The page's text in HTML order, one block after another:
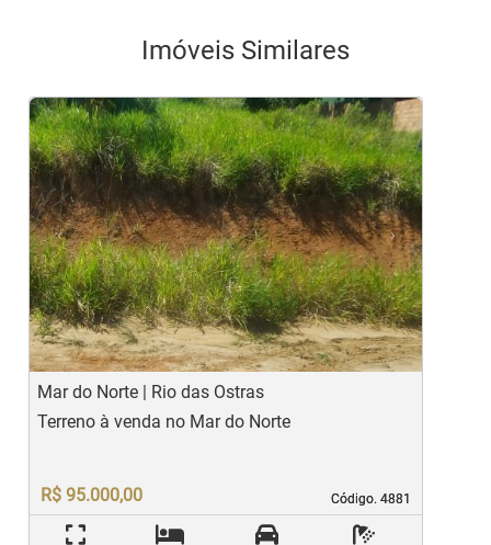
Imóveis Similares
<<<<
‹
Previous
›
Next
Mar do Norte | Rio das Ostras
Código. 4881
Código. 4881
Terreno à venda no Mar do Norte
R$ 95.000,00